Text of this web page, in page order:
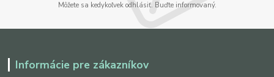
Môžete sa kedykoľvek odhlásiť. Buďte informovaný.
Informácie pre zákazníkov